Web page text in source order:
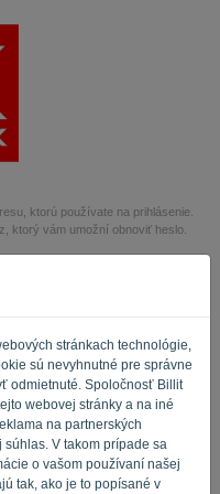
stránkach technológie,
sú nevyhnutné pre správne
odmietnuté. Spoločnosť Billit
webovej stránky a na iné
na partnerských
V takom prípade sa
o vašom používaní našej
tak, ako je to popísané v
ktorú používate na prihlásenie.
ktorý vám umožní obnoviť heslo.